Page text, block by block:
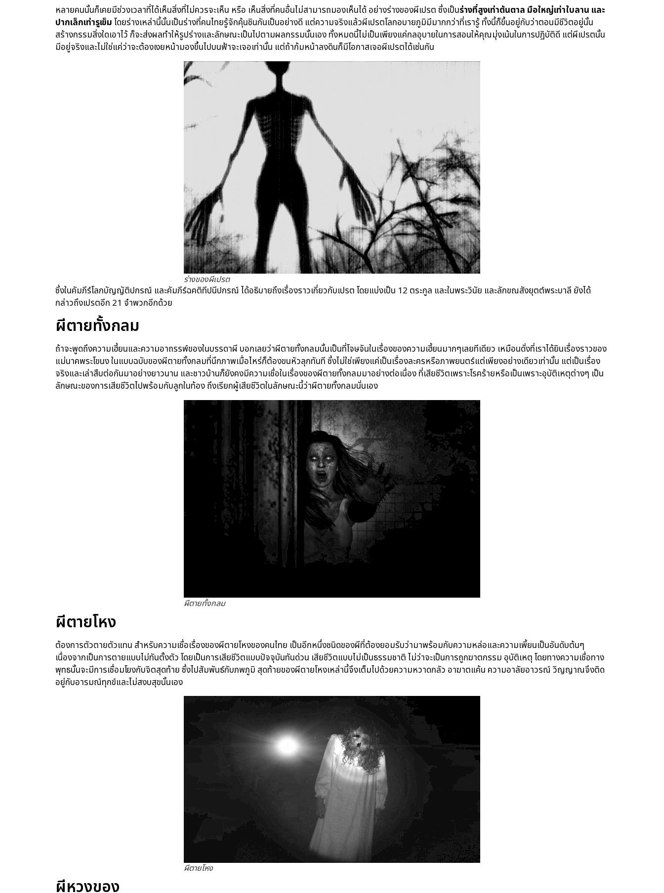
หลายคนนั้นก็เคยมีช่วงเวลาที่ได้เห็นสิ่งที่ไม่ควรจะเห็น หรือ เห็นสิ่งที่คนอื่นไม่สามารถมองเห็นได้ อย่างร่างของผีเปรต ซึ่งเป็นร่างที่สูงเท่าต้นตาล มือใหญ่เท่าใบลาน และ
ปากเล็กเท่ารูเข็มโดยร่างเหล่านี้นั้นเป็นร่างที่คนไทยรู้จักคุ้นชินกันเป็นอย่างดี แต่ความจริงแล้วผีเปรตโลกอบายภูมิมีมากกว่าที่เรารู้ ทั้งนี้ก็ขึ้นอยู่กับว่าตอนมีชีวิตอยู่นั้น
สร้างกรรมสิ่งใดเอาไว้ ก็จะส่งผลทำให้รูปร่างและลักษณะเป็นไปตามผลกรรมนั้นเอง ทั้งหมดนี้ไม่เป็นเพียงแค่กลอุบายในการสอนให้คุณมุ่งเน้นในการปฏิบัติดี แต่ผีเปรตนั้น
มีอยู่จริงและไม่ใช่แค่ว่าจะต้องเงยหน้ามองขึ้นไปบนฟ้าจะเจอเท่านั้น แต่ถ้าก้มหน้าลงดินก็มีโอกาสเจอผีเปรตได้เช่นกัน
ร่างของผีเปรต
ซึ่งในคัมภีร์โลกบัญญัติปกรณ์ และคัมภีร์ฉคติทีปนีปกรณ์ ได้อธิบายถึงเรื่องราวเกี่ยวกับเปรต โดยแบ่งเป็น 12 ตระกูล และในพระวินัย และลักขณสังยุตต์พระบาลี ยังได้
กล่าวถึงเปรตอีก 21 จำพวกอีกด้วย
ผีตายทั้งกลม
ถ้าจะพูดถึงความเฮี้ยนและความอาถรรพ์ของในบรรดาผี บอกเลยว่าผีตายทั้งกลมนั้นเป็นที่โจษจันในเรื่องของความเฮี้ยนมากๆเลยทีเดียว เหมือนดั่งที่เราได้ยินเรื่องราวของ
แม่นาคพระโขนง ในแบบฉบับของผีตายทั้งกลมที่นึกภาพเมื่อไหร่ก็ต้องขนหัวลุกทันที ซึ่งไม่ใช่เพียงแค่เป็นเรื่องละครหรือภาพยนตร์แต่เพียงอย่างเดียวเท่านั้น แต่เป็นเรื่อง
จริงและเล่าสืบต่อกันมาอย่างยาวนาน และชาวบ้านก็ยังคงมีความเชื่อในเรื่องของผีตายทั้งกลมมาอย่างต่อเนื่อง ที่เสียชีวิตเพราะโรคร้ายหรือเป็นเพราะอุบัติเหตุต่างๆ เป็น
ลักษณะของการเสียชีวิตไปพร้อมกับลูกในท้อง ถึงเรียกผู้เสียชีวิตในลักษณะนี้ว่าผีตายทั้งกลมนั่นเอง
ผีตายทั้งกลม
ผีตายโหง
ต้องการตัวตายตัวแทน สำหรับความเชื่อเรื่องของผีตายโหงของคนไทย เป็นอีกหนึ่งชนิดของผีที่ต้องยอมรับว่ามาพร้อมกับความหล่อและความเพี้ยนเป็นอันดับต้นๆ
เนื่องจากเป็นการตายแบบไม่ทันตั้งตัว โดยเป็นการเสียชีวิตแบบปัจจุบันทันด่วน เสียชีวิตแบบไม่เป็นธรรมชาติ ไม่ว่าจะเป็นการถูกฆาตกรรม อุบัติเหตุ โดยทางความเชื่อทาง
พุทธนั้นจะมีการเชื่อมโยงกับจิตสุดท้าย ซึ่งไปสัมพันธ์กับภพภูมิ สุดท้ายของผีตายโหงเหล่านี้จึงเต็มไปด้วยความหวาดกลัว อาฆาตแค้น ความอาลัยอาวรณ์ วิญญาณจึงติด
อยู่กับอารมณ์ทุกข์และไม่สงบสุขนั้นเอง
ผีตายโหง
ผีหวงของ